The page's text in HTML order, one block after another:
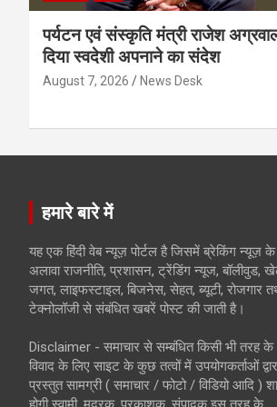
पर्यटन एवं संस्कृति मंत्री राजेश
दिया स्वदेशी अपनाने का संदेश
August 7, 2026 News Desk
हमारे बारे में
यह एक हिंदी वेब न्यूज़ पोर्टल है जिसमें ब्रेकिंग न्यूज़ के
अलावा राजनीति, प्रशासन, ट्रेंडिंग न्यूज, बॉलीवुड,
जगत, लाइफस्टाइल, बिजनेस, सेहत, ब्यूटी, रोजगार
टेक्नोलॉजी से संबंधित खबरें पोस्ट की जाती है।
Disclaimer - समाचार से सम्बंधित किसी भी तरह के
विवाद के लिए साइट के कुछ तत्वों में उपयोगकर्ताओं
प्रस्तुत सामग्री ( समाचार / फोटो / विडियो आदि )